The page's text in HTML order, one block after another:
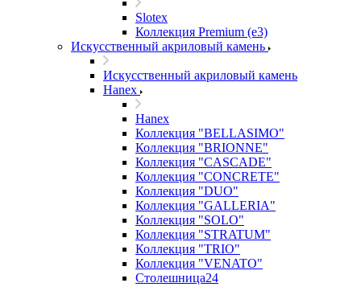
Slotex
Коллекция Premium (e3)
Искусственный акриловый камень
Искусственный акриловый камень
Hanex
Hanex
Коллекция "BELLASIMO"
Коллекция "BRIONNE"
Коллекция "CASCADE"
Коллекция "CONCRETE"
Коллекция "DUO"
Коллекция "GALLERIA"
Коллекция "SOLO"
Коллекция "STRATUM"
Коллекция "TRIO"
Коллекция "VENATO"
Столешница24